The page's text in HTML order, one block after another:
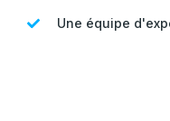
Une équipe